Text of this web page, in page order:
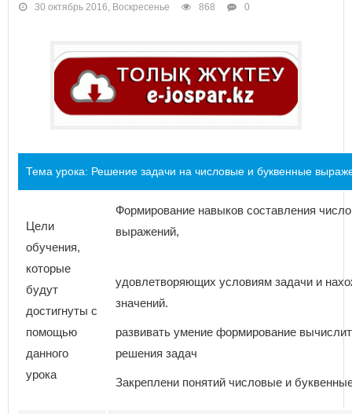
30 октябрь 2016, Воскресенье 868 0
Тема урока: Решение задачи на числовые и буквенные
Цели
обучения,
которые
будут
достигнуты с
помощью
данного
урока
Формирование навыков составления
выражений,
удовлетворяющих условиям задачи и
значений.
развивать умение формирование
решения задач
Закреплени понятий числовые и